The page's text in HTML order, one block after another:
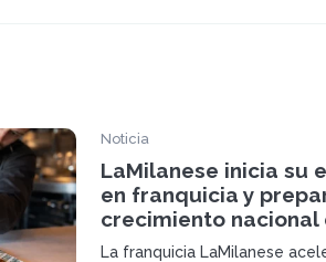
Noticia
LaMilanese inicia su
en franquicia y
crecimiento nacional
La franquicia LaMilanese